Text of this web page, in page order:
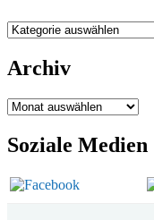
Nachrichten
Archiv
Archiv
Soziale Medien